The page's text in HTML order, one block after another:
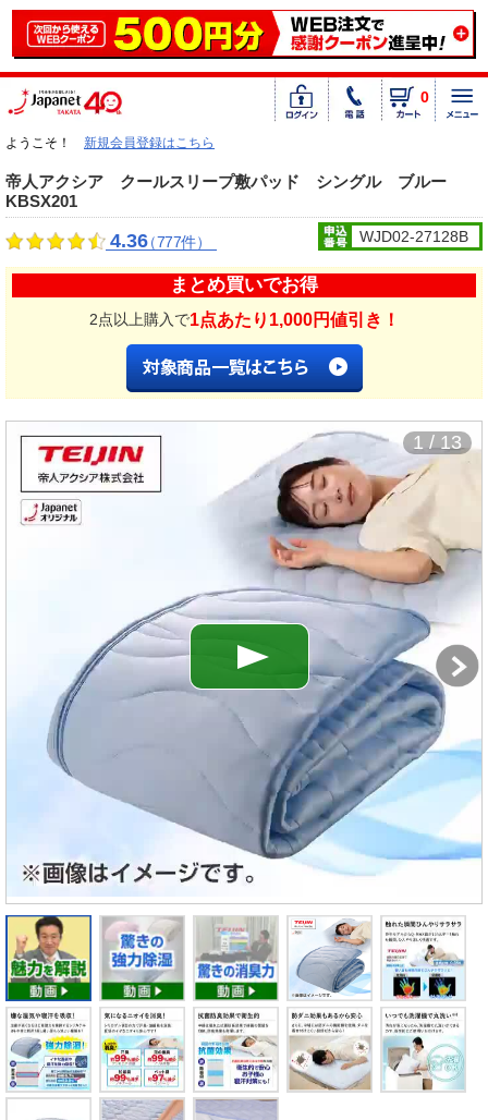
0
ようこそ！ 新規会員登録はこちら
帝人アクシア クールスリープ敷パッド シングル ブルー
KBSX201
4.36（777件） WJD02-27128B
まとめ買いでお得
2点以上購入で1点あたり1,000円値引き！
1 / 13